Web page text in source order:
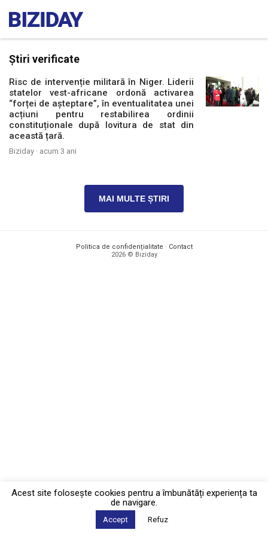
Știri verificate
Risc de intervenție militară în Niger. Liderii
statelor vest-africane ordonă activarea
“forței de așteptare”, în eventualitatea unei
acțiuni pentru restabilirea ordinii
constituționale după lovitura de stat din
această țară.
Biziday · acum 3 ani
MAI MULTE ȘTIRI
Politica de confidențialitate · Contact
2026 © Biziday
Acest site foloseşte cookies pentru a îmbunătăți experiența ta
de navigare.
Accept Refuz